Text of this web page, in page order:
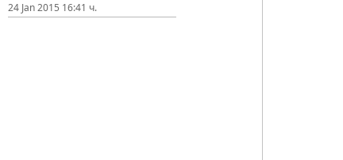
24 Jan 2015 16:41 ч.